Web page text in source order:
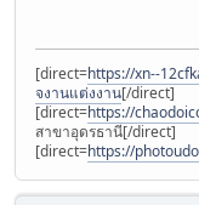
[direct=https://xn--
จงานแต่งงาน[/direct]
[direct=https://
สาขาอุดรธานี[/direct]
[direct=https://